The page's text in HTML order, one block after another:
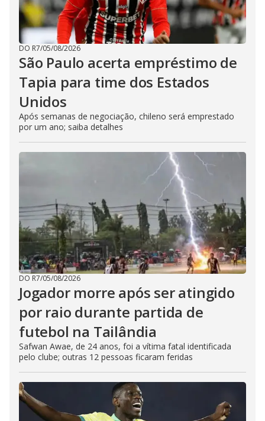
DO R7/05/08/2026
São Paulo acerta empréstimo de
Tapia para time dos Estados
Unidos
Após semanas de negociação, chileno será emprestado
por um ano; saiba detalhes
DO R7/05/08/2026
Jogador morre após ser atingido
por raio durante partida de
futebol na Tailândia
Safwan Awae, de 24 anos, foi a vítima fatal identificada
pelo clube; outras 12 pessoas ficaram feridas